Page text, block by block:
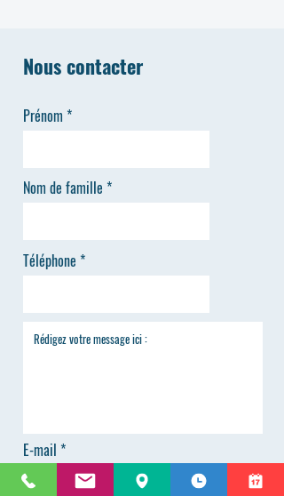
Nous contacter
Prénom
Nom de famille
Téléphone
E-mail